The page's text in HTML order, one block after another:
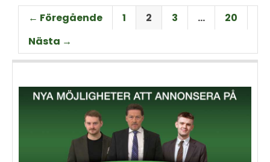
som vet allt om majsens
fördelar, men också om
majsens utmaningar, är Hans
Thorell som började odla
grödan redan på 70-talet.
Machinery med
huvudagenturen Claas. Hur
går det för Swedish Agro
← Föregående 1 2 3 …
20
Nästa →